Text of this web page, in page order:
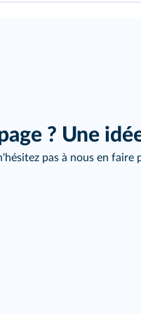
? Une
pas à nous en faire